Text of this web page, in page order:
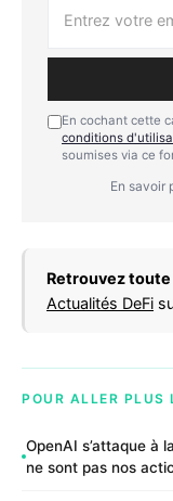
En cochant cette
conditions
soumises via ce
En savoir
Retrouvez
Actualités DeFi
POUR ALLER PLUS
OpenAI s’attaque à
ne sont pas nos